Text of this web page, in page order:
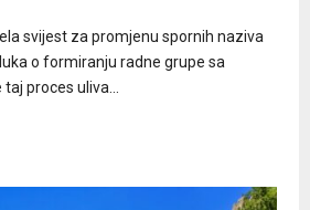
svijest za promjenu spornih naziva
o formiranju radne grupe sa
proces uliva...